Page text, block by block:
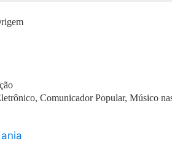
Comunicador Popular, Músico